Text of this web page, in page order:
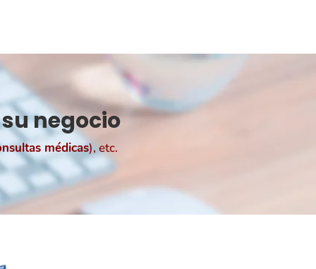
negocio
médicas), etc.